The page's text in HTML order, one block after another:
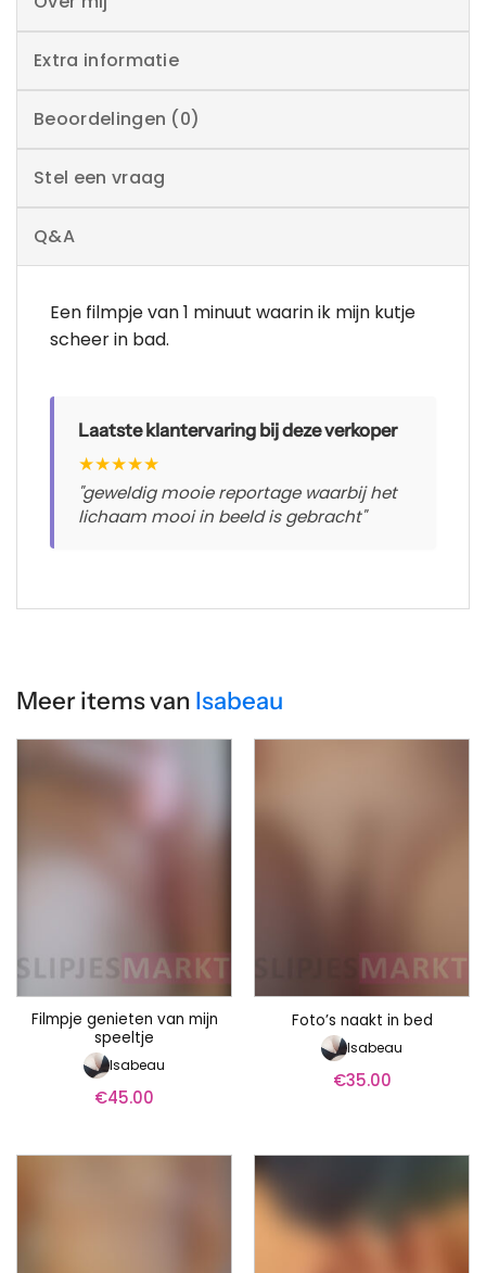
Extra informatie
Beoordelingen (0)
Stel een vraag
Q&A
Een filmpje van 1 minuut waarin ik mijn kutje
scheer in bad.
Laatste klantervaring bij deze verkoper
★★★★★
"geweldig mooie reportage waarbij het
lichaam mooi in beeld is gebracht"
Meer items van Isabeau
Filmpje genieten van mijn
speeltje
Isabeau
€45.00
Foto’s naakt in bed
Isabeau
€35.00